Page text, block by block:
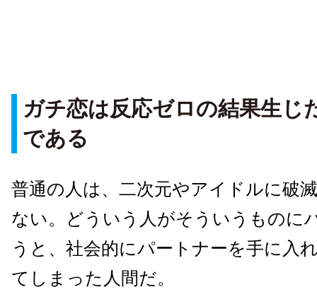
ガチ恋は反応ゼロの結果生じ
である
普通の人は、二次元やアイドルに破
ない。どういう人がそういうものに
うと、社会的にパートナーを手に入
てしまった人間だ。